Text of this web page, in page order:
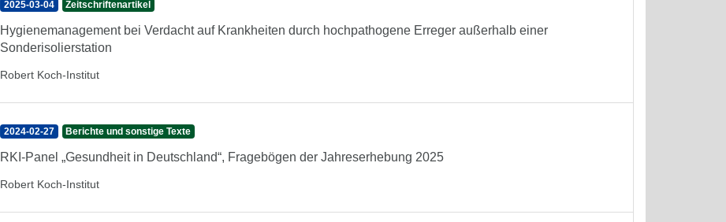
2025-03-04 Zeitschriftenartikel
Hygienemanagement bei Verdacht auf Krankheiten durch hochpathogene Erreger außerhalb einer
Sonderisolierstation
Robert Koch-Institut
2024-02-27 Berichte und sonstige Texte
RKI-Panel „Gesundheit in Deutschland“, Fragebögen der Jahreserhebung 2025
Robert Koch-Institut